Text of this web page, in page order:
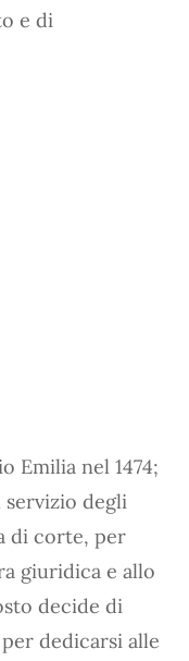
e di
Emilia nel 1474;
degli
di corte, per
giuridica e allo
decide di
dedicarsi alle